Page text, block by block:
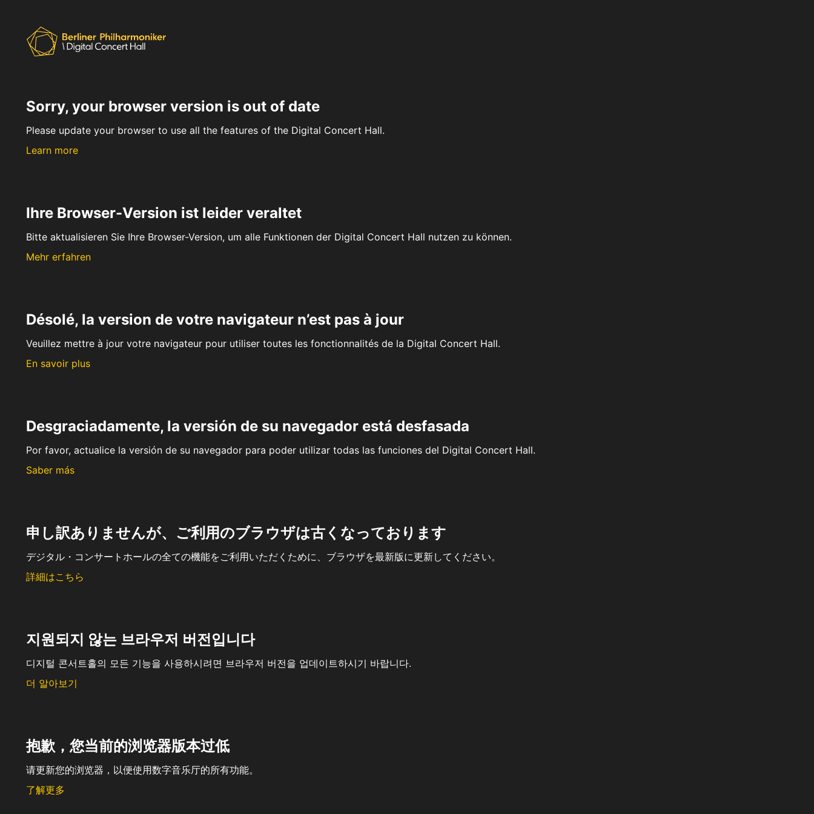
Sorry, your browser version is out of date
Please update your browser to use all the features of the Digital Concert Hall.
Learn more
Ihre Browser-Version ist leider veraltet
Bitte aktualisieren Sie Ihre Browser-Version, um alle Funktionen der Digital Concert Hall nutzen zu können.
Mehr erfahren
Désolé, la version de votre navigateur n’est pas à jour
Veuillez mettre à jour votre navigateur pour utiliser toutes les fonctionnalités de la Digital Concert Hall.
En savoir plus
Desgraciadamente, la versión de su navegador está desfasada
Por favor, actualice la versión de su navegador para poder utilizar todas las funciones del Digital Concert Hall.
Saber más
申し訳ありませんが、ご利用のブラウザは古くなっております
デジタル・コンサートホールの全ての機能をご利用いただくために、ブラウザを最新版に更新してください。
詳細はこちら
지원되지 않는 브라우저 버전입니다
디지털 콘서트홀의 모든 기능을 사용하시려면 브라우저 버전을 업데이트하시기 바랍니다.
더 알아보기
抱歉，您当前的浏览器版本过低
请更新您的浏览器，以便使用数字音乐厅的所有功能。
了解更多